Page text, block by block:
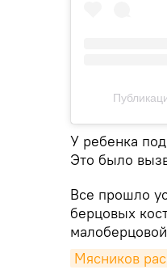
У ребенка
Это было
Все прошло
берцовых
Мясников